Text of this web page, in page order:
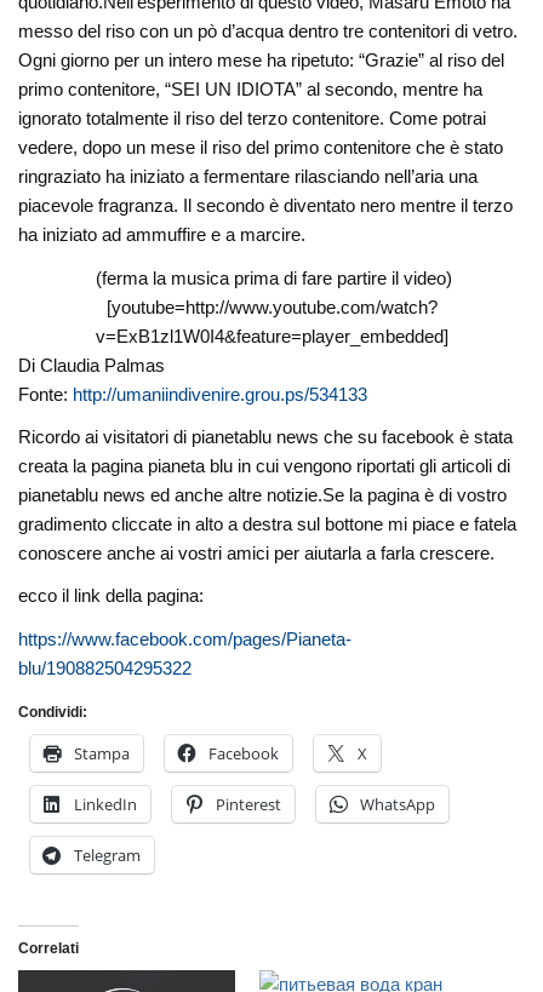
messo del riso con un pò d’acqua dentro tre contenitori di vetro.
Ogni giorno per un intero mese ha ripetuto: “Grazie” al riso del
primo contenitore, “SEI UN IDIOTA” al secondo, mentre ha
ignorato totalmente il riso del terzo contenitore. Come potrai
vedere, dopo un mese il riso del primo contenitore che è stato
ringraziato ha iniziato a fermentare rilasciando nell’aria una
piacevole fragranza. Il secondo è diventato nero mentre il terzo
ha iniziato ad ammuffire e a marcire.
(ferma la musica prima di fare partire il video)
[youtube=http://www.youtube.com/watch?
v=ExB1zl1W0I4&feature=player_embedded]
Di Claudia Palmas
Fonte: http://umaniindivenire.grou.ps/534133
Ricordo ai visitatori di pianetablu news che su facebook è stata
creata la pagina pianeta blu in cui vengono riportati gli articoli di
pianetablu news ed anche altre notizie.Se la pagina è di vostro
gradimento cliccate in alto a destra sul bottone mi piace e fatela
conoscere anche ai vostri amici per aiutarla a farla crescere.
ecco il link della pagina:
https://www.facebook.com/pages/Pianeta-
blu/190882504295322
Condividi:
Stampa Facebook X
LinkedIn Pinterest WhatsApp
Telegram
Correlati